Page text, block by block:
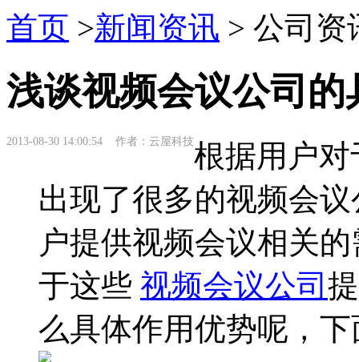
首页 >新闻资讯 > 公司资
浅谈视频会议公司
2013-08-30 14:00:54 作者：云屋科技根据用户
出现了很多的视频会
户提供视频会议相关
于这些 视频会议公司
么具体作用优势呢，